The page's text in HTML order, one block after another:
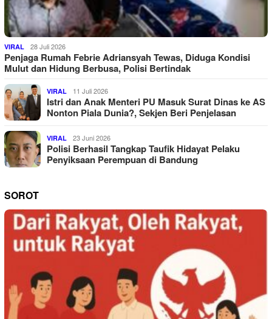
VIRAL 28 Juli 2026
Penjaga Rumah Febrie Adriansyah Tewas, Diduga Kondisi
Mulut dan Hidung Berbusa, Polisi Bertindak
VIRAL 11 Juli 2026
Istri dan Anak Menteri PU Masuk Surat Dinas ke AS
Nonton Piala Dunia?, Sekjen Beri Penjelasan
VIRAL 23 Juni 2026
Polisi Berhasil Tangkap Taufik Hidayat Pelaku
Penyiksaan Perempuan di Bandung
SOROT